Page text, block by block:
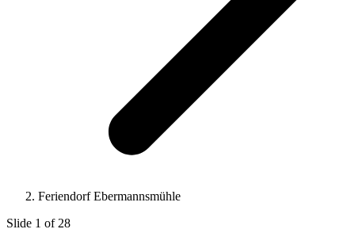
Feriendorf Ebermannsmühle
Slide 1 of 28